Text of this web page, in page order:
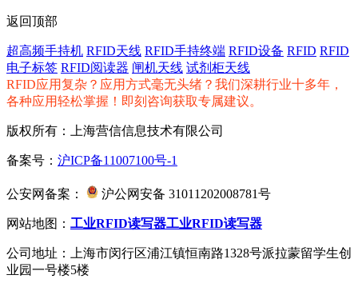
返回顶部
超高频手持机 RFID天线 RFID手持终端 RFID设备 RFID RFID
电子标签 RFID阅读器 闸机天线 试剂柜天线
RFID应用复杂？应用方式毫无头绪？我们深耕行业十多年，
各种应用轻松掌握！即刻咨询获取专属建议。
版权所有：上海营信信息技术有限公司
备案号： 沪ICP备11007100号-1
公安网备案： 沪公网安备 31011202008781号
网站地图： 工业RFID读写器工业RFID读写器
公司地址：上海市闵行区浦江镇恒南路1328号派拉蒙留学生创
业园一号楼5楼